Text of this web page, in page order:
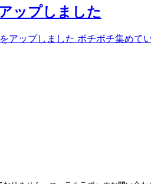
ップしました
アップしました ボチボチ集め